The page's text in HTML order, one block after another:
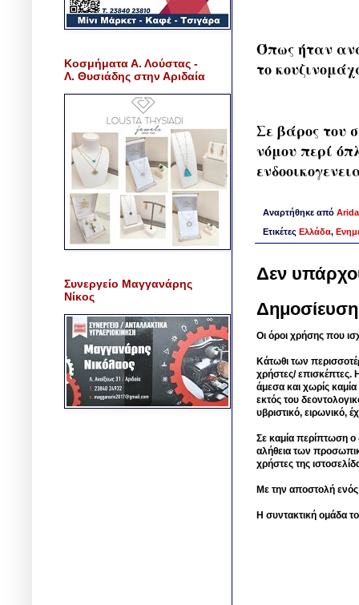
Όπως ήταν
το
Σε βάρος του
νόμου περί
Αναρτήθηκε από
Ετικέτες Ελλάδα,
Δεν
Οι όροι χρήσης που
Κάτωθι των
χρήστες/ επισκέπτες.
άμεσα και χωρίς
εκτός του
υβριστικό, ειρωνικό,
Σε καμία περίπτωση ο
αλήθεια των
χρήστες της
Με την αποστολή
Η συντακτική ομάδα
Κοσμήματα Α. Λούστας -
Λ. Θυσιάδης στην Αριδαία
Συνεργείο Μαγγανάρης
Νίκος